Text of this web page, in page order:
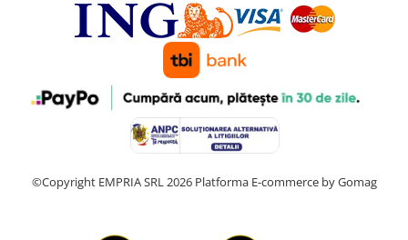
©Copyright EMPRIA SRL 2026 Platforma E-commerce by Gomag